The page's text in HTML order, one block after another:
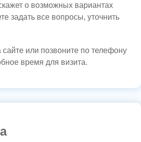
о возможных вариантах
задать все вопросы, уточнить
сайте или позвоните по телефону
время для визита.